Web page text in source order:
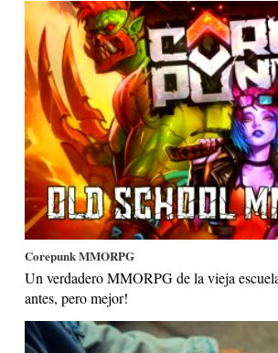
Corepunk MMORPG
Un verdadero MMORPG de la vieja
antes, pero mejor!